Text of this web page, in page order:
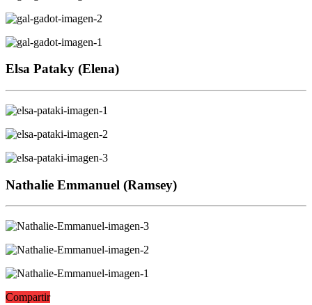
Elsa Pataky (Elena)
Nathalie Emmanuel (Ramsey)
Compartir